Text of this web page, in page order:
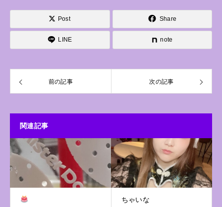
Post Share
LINE note
前の記事 次の記事
関連記事
ちゃいな